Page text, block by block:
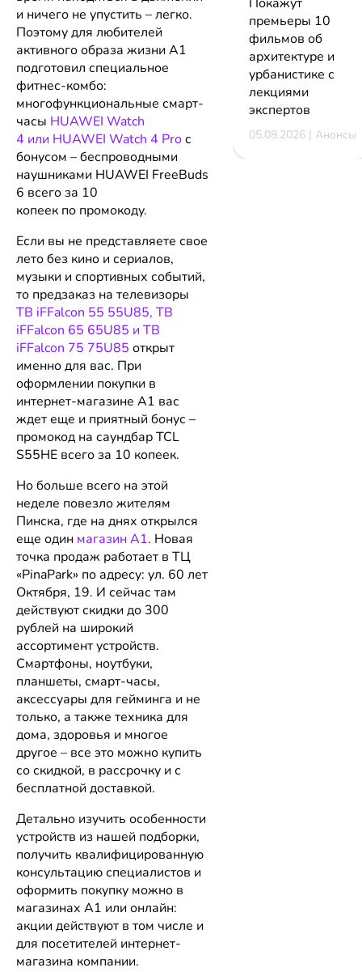
и ничего не упустить – легко.
Поэтому для любителей
активного образа жизни А1
подготовил специальное
фитнес-комбо:
многофункциональные смарт-
часы HUAWEI Watch
4 или HUAWEI Watch 4 Proс
бонусом – беспроводными
наушниками HUAWEI FreeBuds
6 всего за 10
копеек по промокоду.
Если вы не представляете свое
лето без кино и сериалов,
музыки и спортивных событий,
то предзаказ на телевизоры
ТВ iFFalcon 55 55U85, ТВ
iFFalcon 65 65U85 и ТВ
iFFalcon 75 75U85 открыт
именно для вас. При
оформлении покупки в
интернет-магазине А1 вас
ждет еще и приятный бонус –
промокод на саундбар TCL
S55HE всего за 10 копеек.
Но больше всего на этой
неделе повезло жителям
Пинска, где на днях открылся
еще один магазин А1. Новая
точка продаж работает в ТЦ
«PinaPark» по адресу: ул. 60 лет
Октября, 19. И сейчас там
действуют скидки до 300
рублей на широкий
ассортимент устройств.
Смартфоны, ноутбуки,
планшеты, смарт-часы,
аксессуары для гейминга и не
только, а также техника для
дома, здоровья и многое
другое – все это можно купить
со скидкой, в рассрочку и с
бесплатной доставкой.
Детально изучить особенности
устройств из нашей подборки,
получить квалифицированную
консультацию специалистов и
оформить покупку можно в
магазинах А1 или онлайн:
акции действуют в том числе и
для посетителей интернет-
магазина компании.
премьеры 10
фильмов об
архитектуре и
урбанистике с
лекциями
экспертов
05.08.2026 | Анонсы